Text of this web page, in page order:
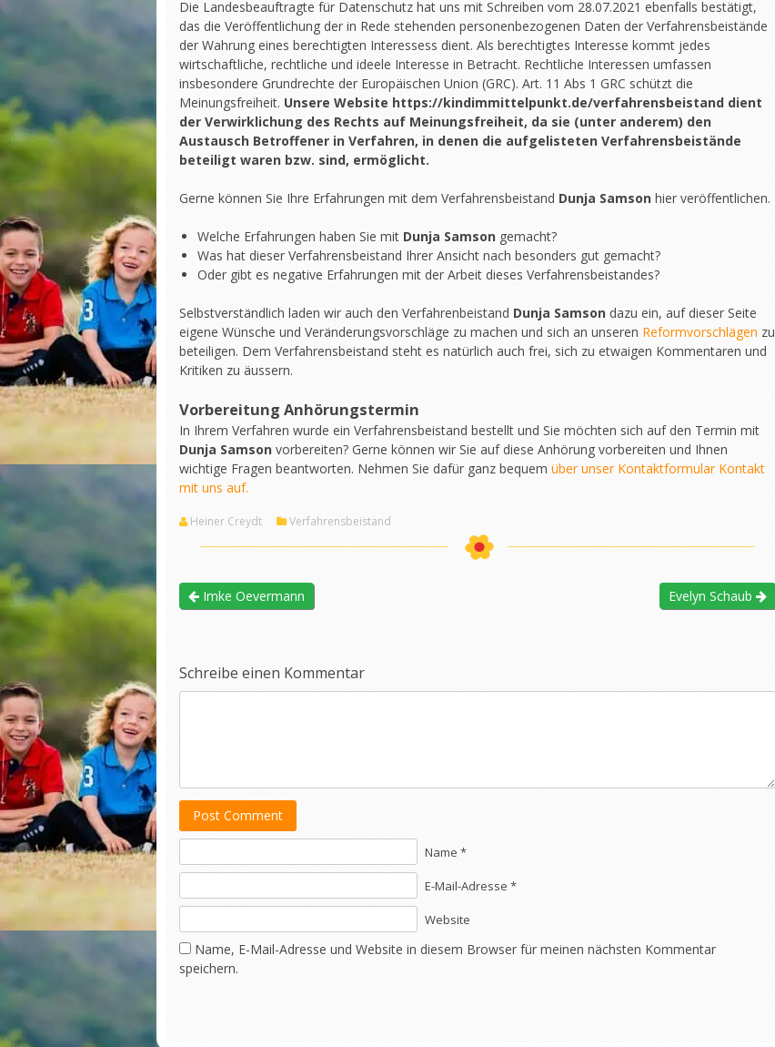
Die Landesbeauftragte für Datenschutz hat uns mit Schreiben vom 28.07.2021 ebenfalls bestätigt,
das die Veröffentlichung der in Rede stehenden personenbezogenen Daten der Verfahrensbeistände
der Wahrung eines berechtigten Interessess dient. Als berechtigtes Interesse kommt jedes
wirtschaftliche, rechtliche und ideele Interesse in Betracht. Rechtliche Interessen umfassen
insbesondere Grundrechte der Europäischen Union (GRC). Art. 11 Abs 1 GRC schützt die
Meinungsfreiheit. Unsere Website https://kindimmittelpunkt.de/verfahrensbeistand dient
der Verwirklichung des Rechts auf Meinungsfreiheit, da sie (unter anderem) den
Austausch Betroffener in Verfahren, in denen die aufgelisteten Verfahrensbeistände
beteiligt waren bzw. sind, ermöglicht.
Gerne können Sie Ihre Erfahrungen mit dem Verfahrensbeistand Dunja Samson hier veröffentlichen.
Welche Erfahrungen haben Sie mit Dunja Samson gemacht?
Was hat dieser Verfahrensbeistand Ihrer Ansicht nach besonders gut gemacht?
Oder gibt es negative Erfahrungen mit der Arbeit dieses Verfahrensbeistandes?
Selbstverständlich laden wir auch den Verfahrenbeistand Dunja Samson dazu ein, auf dieser Seite
eigene Wünsche und Veränderungsvorschläge zu machen und sich an unseren Reformvorschlägen zu
beteiligen. Dem Verfahrensbeistand steht es natürlich auch frei, sich zu etwaigen Kommentaren und
Kritiken zu äussern.
Vorbereitung Anhörungstermin
In Ihrem Verfahren wurde ein Verfahrensbeistand bestellt und Sie möchten sich auf den Termin mit
Dunja Samson vorbereiten? Gerne können wir Sie auf diese Anhörung vorbereiten und Ihnen
wichtige Fragen beantworten. Nehmen Sie dafür ganz bequem über unser Kontaktformular Kontakt
mit uns auf.
Heiner Creydt Verfahrensbeistand
Imke Oevermann Evelyn Schaub
Schreibe einen Kommentar
Post Comment
Name *
E-Mail-Adresse *
Website
Name, E-Mail-Adresse und Website in diesem Browser für meinen nächsten Kommentar
speichern.